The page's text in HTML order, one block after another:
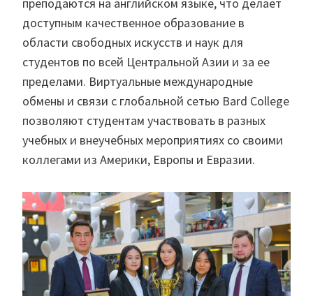
преподаются на английском языке, что делает
доступным качественное образование в
области свободных искусств и наук для
студентов по всей Центральной Азии и за ее
пределами. Виртуальные международные
обмены и связи с глобальной сетью Bard College
позволяют студентам участвовать в разных
учебных и внеучебных мероприятиях со своими
коллегами из Америки, Европы и Евразии.